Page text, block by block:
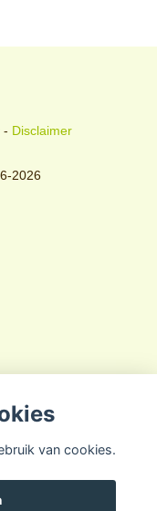
- Disclaimer
2026
van cookies.